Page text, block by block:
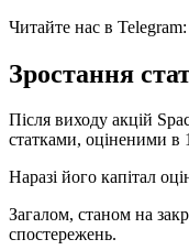
Читайте нас в Telegram:
Зростання
Після виходу акцій
статками, оціненими в
Наразі його капітал
Загалом, станом на
спостережень.